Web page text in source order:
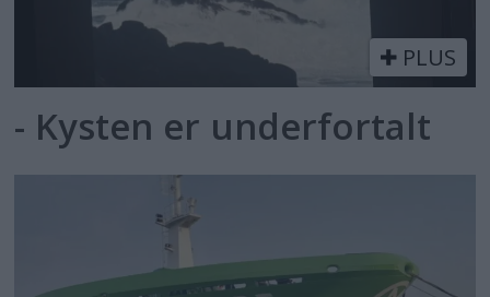
PLUS
- Kysten er underfortalt